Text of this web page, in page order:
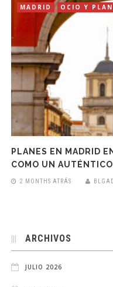
MADRID OCIO Y
PLANES EN MADRID
COMO UN
2 MONTHS ATRÁS
ARCHIVOS
JULIO 2026